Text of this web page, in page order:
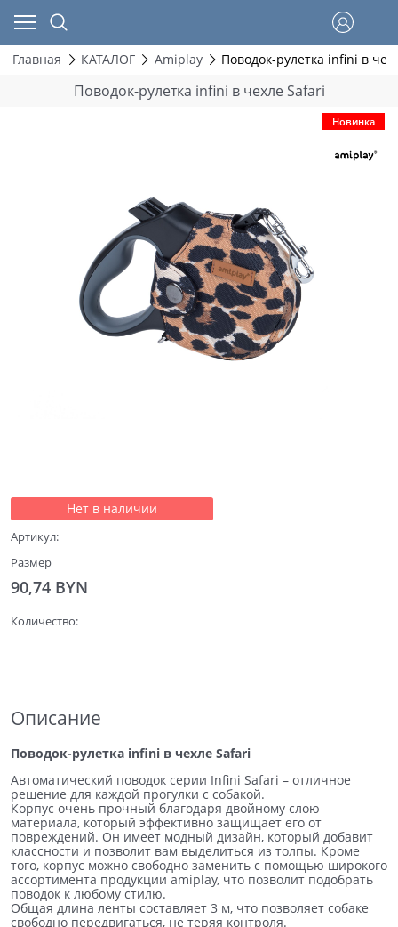
Главная КАТАЛОГ Amiplay Поводок-рулетка infini в
Поводок-рулетка infini в чехле Safari
Новинка
Нет в наличии
Артикул:
Размер
90,74 BYN
Количество:
Описание
Поводок-рулетка infini в чехле Safari
Автоматический поводок серии Infini Safari – отличное
решение для каждой прогулки с собакой.
Корпус очень прочный благодаря двойному слою
материала, который эффективно защищает его от
повреждений. Он имеет модный дизайн, который добавит
классности и позволит вам выделиться из толпы. Кроме
того, корпус можно свободно заменить с помощью широкого
ассортимента продукции amiplay, что позволит подобрать
поводок к любому стилю.
Общая длина ленты составляет 3 м, что позволяет собаке
свободно передвигаться, не теряя контроля.